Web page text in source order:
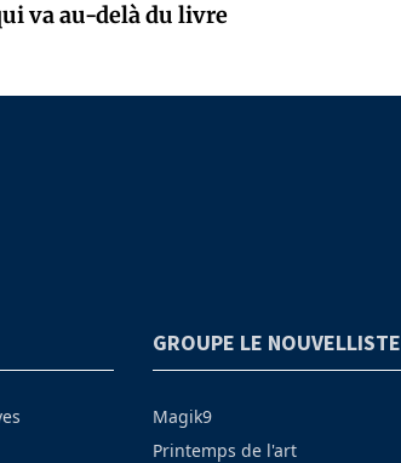
va au-delà du livre
GROUPE LE NOUVELLISTE
Magik9
Printemps de l'art